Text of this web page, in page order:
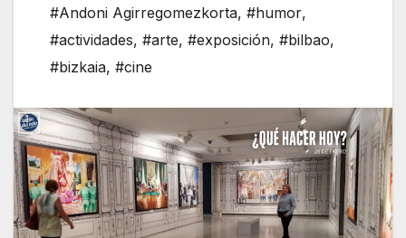
#Andoni Agirregomezkorta, #humor,
#actividades, #arte, #exposición, #bilbao,
#bizkaia, #cine